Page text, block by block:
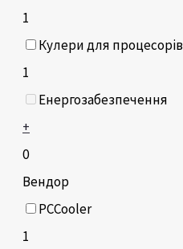
1
Кулери для процесорів
1
Енергозабезпечення
+
0
Вендор
PCCooler
1